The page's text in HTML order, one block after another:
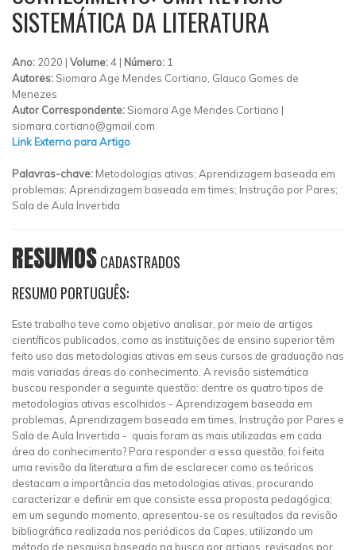
SISTEMÁTICA DA LITERATURA
Ano: 2020 | Volume:4 | Número: 1
Autores: Siomara Age Mendes Cortiano, Glauco Gomes de
Menezes
Autor Correspondente: Siomara Age Mendes Cortiano |
siomara.cortiano@gmail.com
Link Externo para Artigo
Palavras-chave: Metodologias ativas; Aprendizagem baseada em
problemas; Aprendizagem baseada em times; Instrução por Pares;
Sala de Aula Invertida
RESUMOSCADASTRADOS
RESUMO PORTUGUÊS:
Este trabalho teve como objetivo analisar, por meio de artigos
científicos publicados, como as instituições de ensino superior têm
feito uso das metodologias ativas em seus cursos de graduação nas
mais variadas áreas do conhecimento. A revisão sistemática
buscou responder a seguinte questão: dentre os quatro tipos de
metodologias ativas escolhidos - Aprendizagem baseada em
problemas, Aprendizagem baseada em times, Instrução por Pares e
Sala de Aula Invertida - quais foram as mais utilizadas em cada
área do conhecimento? Para responder a essa questão, foi feita
uma revisão da literatura a fim de esclarecer como os teóricos
destacam a importância das metodologias ativas, procurando
caracterizar e definir em que consiste essa proposta pedagógica;
em um segundo momento, apresentou-se os resultados da revisão
bibliográfica realizada nos periódicos da Capes, utilizando um
método de pesquisa baseado na busca por artigos, revisados por